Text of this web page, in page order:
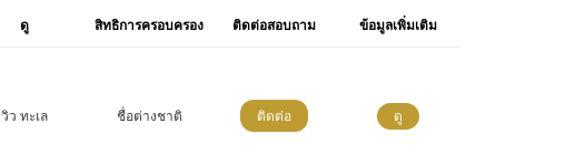
ดู สิทธิการครอบครอง ติดต่อสอบถาม ข้อมูลเพิ่มเติม
วิว ทะเล ชื่อต่างชาติ ติดต่อ ดู